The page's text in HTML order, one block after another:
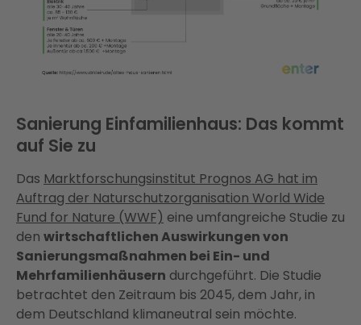
Sanierung Einfamilienhaus: Das kommt
auf Sie zu
Das Marktforschungsinstitut Prognos AG hat im
Auftrag der Naturschutzorganisation World Wide
Fund for Nature (WWF) eine umfangreiche Studie zu
den wirtschaftlichen Auswirkungen von
Sanierungsmaßnahmen bei Ein- und
Mehrfamilienhäusern durchgeführt. Die Studie
betrachtet den Zeitraum bis 2045, dem Jahr, in
dem Deutschland klimaneutral sein möchte.